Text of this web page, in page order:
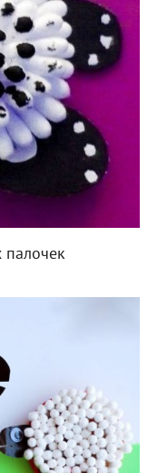
палочек